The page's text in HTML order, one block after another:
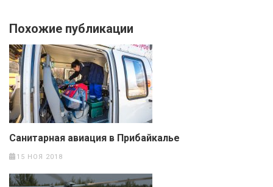
Похожие публикации
Санитарная авиация в Прибайкалье
15 НОЯ 2018